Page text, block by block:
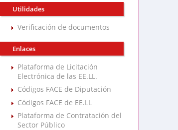
Utilidades
Verificación de documentos
Enlaces
Plataforma de Licitación
Electrónica de las EE.LL.
Códigos FACE de Diputación
Códigos FACE de EE.LL
Plataforma de Contratación del
Sector Público